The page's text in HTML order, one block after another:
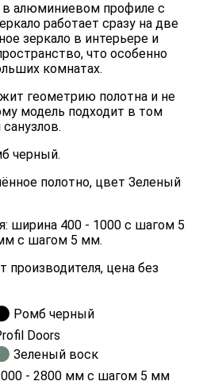
в алюминиевом профиле с
работает сразу на две
зеркало в интерьере и
что особенно
комнатах.
геометрию полотна и не
модель подходит в том
черный.
полотно, цвет Зеленый
ширина 400 - 1000 с шагом 5
с шагом 5 мм.
производителя, цена без
Ромб черный
Doors
Зеленый воск
- 2800 мм с шагом 5 мм